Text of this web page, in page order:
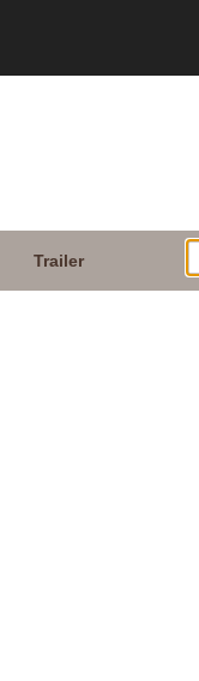
Trailer